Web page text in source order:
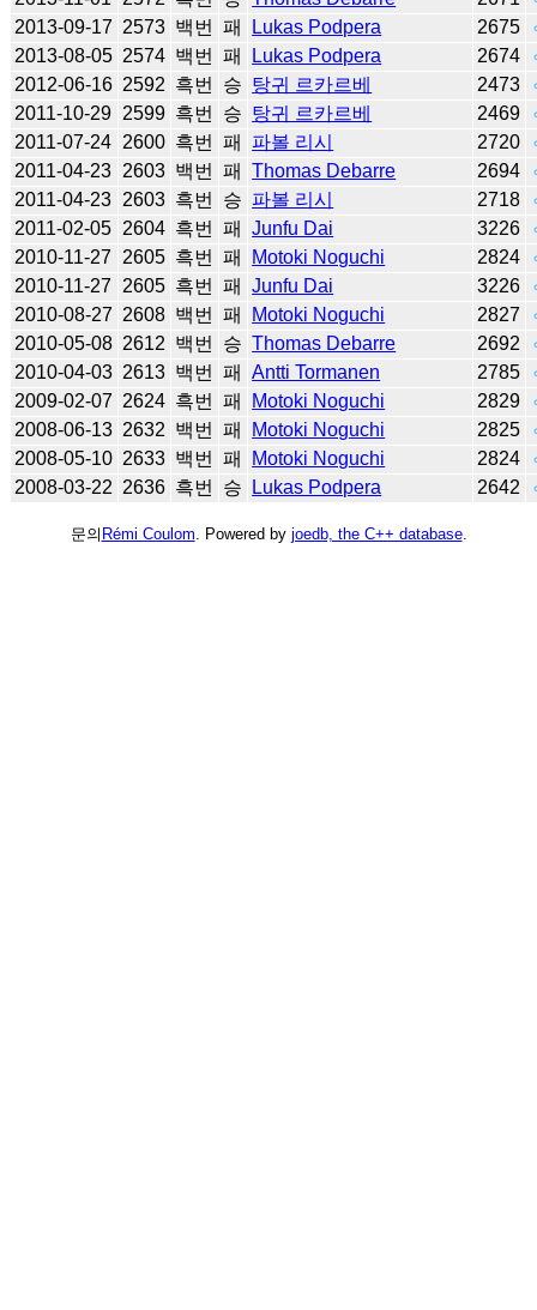
2013-09-17 2573 백번 패 Lukas Podpera 2675
2013-08-05 2574 백번 패 Lukas Podpera 2674
2012-06-16 2592 흑번 승 탕귀 르카르베 2473
2011-10-29 2599 흑번 승 탕귀 르카르베 2469
2011-07-24 2600 흑번 패 파볼 리시 2720
2011-04-23 2603 백번 패 Thomas Debarre 2694
2011-04-23 2603 흑번 승 파볼 리시 2718
2011-02-05 2604 흑번 패 Junfu Dai 3226
2010-11-27
2605 흑번 패 Motoki Noguchi 2824
2010-11-27
2605 흑번 패 Junfu Dai 3226
2010-08-27 2608 백번 패 Motoki Noguchi 2827
2010-05-08 2612 백번 승 Thomas Debarre 2692
2010-04-03 2613 백번 패 Antti Tormanen 2785
2009-02-07 2624 흑번 패 Motoki Noguchi 2829
2008-06-13 2632 백번 패 Motoki Noguchi 2825
2008-05-10 2633 백번 패 Motoki Noguchi 2824
2008-03-22 2636 흑번 승 Lukas Podpera 2642
문의 Rémi Coulom . Powered by joedb, the C++ database.